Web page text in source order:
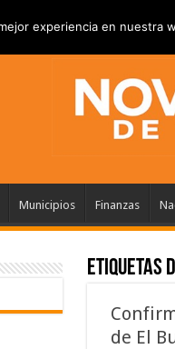
Municipios Finanzas
Etiquetas
de El
experiencia en